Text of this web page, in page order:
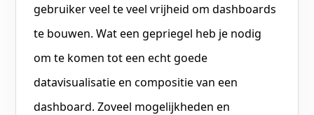
gebruiker veel te veel vrijheid om dashboards
te bouwen. Wat een gepriegel heb je nodig
om te komen tot een echt goede
datavisualisatie en compositie van een
dashboard. Zoveel mogelijkheden en